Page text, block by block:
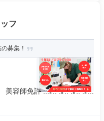
フ
募集！
美容師免許 ::.｡.: .｡.: .｡.: .｡...